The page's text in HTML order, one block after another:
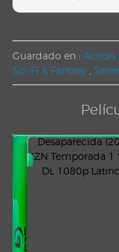
Guardado en : Action
Sci-Fi & Fantasy